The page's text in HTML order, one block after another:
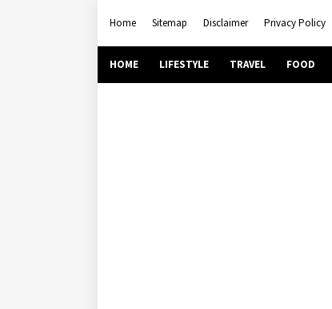
Home Sitemap Disclaimer Privacy Policy
HOME LIFESTYLE TRAVEL FOOD